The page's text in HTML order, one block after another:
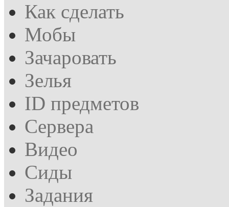
Как сделать
Мобы
Зачаровать
Зелья
ID предметов
Сервера
Видео
Сиды
Задания